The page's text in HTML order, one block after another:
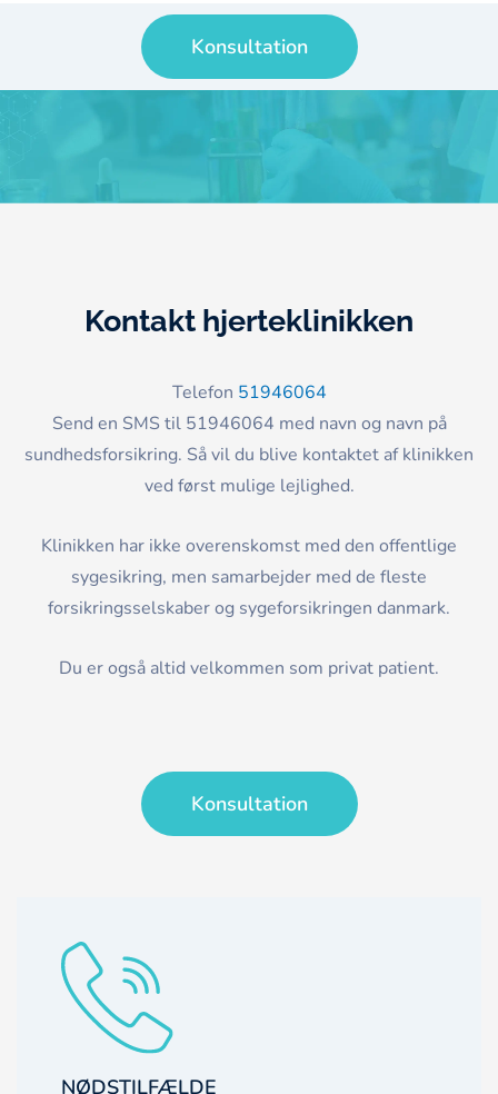
Konsultation
Kontakt hjerteklinikken
Telefon 51946064
Send en SMS til 51946064 med navn og navn på
sundhedsforsikring. Så vil du blive kontaktet af klinikken
ved først mulige lejlighed.
Klinikken har ikke overenskomst med den offentlige
sygesikring, men samarbejder med de fleste
forsikringsselskaber og sygeforsikringen danmark.
Du er også altid velkommen som privat patient.
Konsultation
NØDSTILFÆLDE